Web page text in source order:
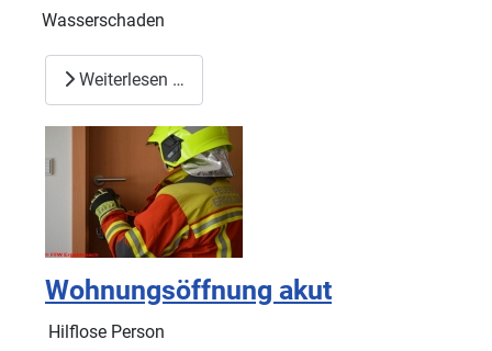
Wasserschaden
Weiterlesen …
Wohnungsöffnung akut
Hilflose Person